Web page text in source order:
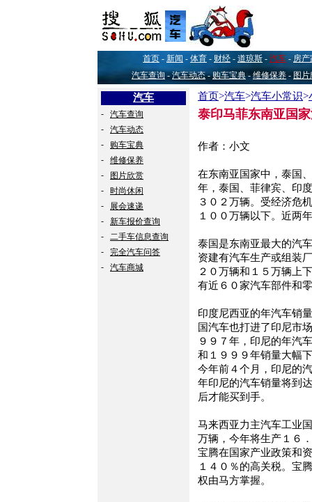
首页 - 新闻 - 体育 - 财经 - 道琼斯 - 汽车 - 房产
汽车查询 - 汽车动态 - 购车宝典 - 维修保养 - 图
汽车
-
汽车查询
-
汽车动态
-
购车宝典
-
维修保养
-
图片欣赏
-
时尚休闲
-
展会速递
-
新车报价查询
-
二手车信息查询
-
完全汽车问答
-
汽车商城
首页>汽车>汽车小常识>
泰印马菲东南亚国
作者：小文
在东南亚国家中，泰国
年，泰国、菲律宾、印
３０２万辆。受经济危
１００万辆以下。近两
泰国是东南亚最大的汽
资建有汽车生产或组装
２０万辆和１５万辆上
有近６０家汽车部件和
印度尼西亚的年汽车销
国汽车也打进了印尼市
９９７年，印尼的年汽
和１９９９年销量大幅
今年前４个月，印尼的
年印尼的汽车销量将到
后才能买到手。
马来西亚力主汽车工业
万辆，今年将生产１６
宝腾在国家产业政策和
１４０％的高关税。宝
权由马方掌握。